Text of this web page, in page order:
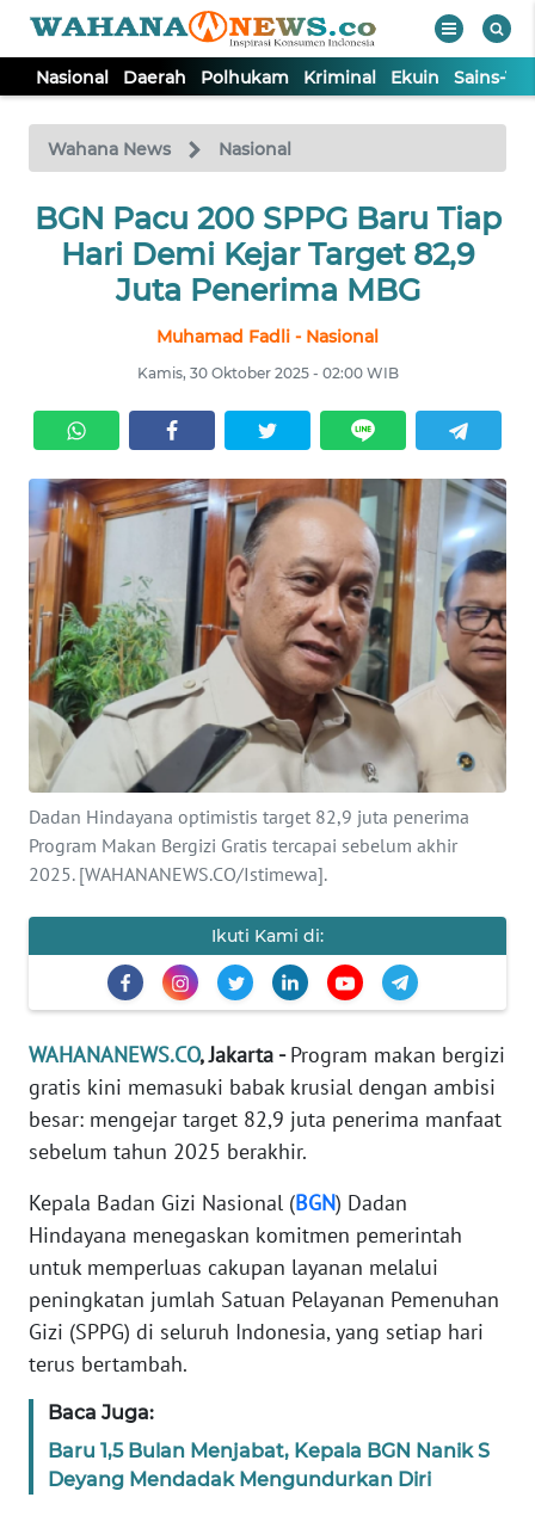
Nasional Daerah Polhukam Kriminal Ekuin Sains-
Wahana News Nasional
BGN Pacu 200 SPPG Baru Tiap
Hari Demi Kejar Target 82,9
Juta Penerima MBG
Muhamad Fadli - Nasional
Kamis, 30 Oktober 2025 - 02:00 WIB
Dadan Hindayana optimistis target 82,9 juta penerima
Program Makan Bergizi Gratis tercapai sebelum akhir
2025. [WAHANANEWS.CO/Istimewa].
Ikuti Kami di:
WAHANANEWS.CO, Jakarta -Program makan bergizi
gratis kini memasuki babak krusial dengan ambisi
besar: mengejar target 82,9 juta penerima manfaat
sebelum tahun 2025 berakhir.
Kepala Badan Gizi Nasional (BGN) Dadan
Hindayana menegaskan komitmen pemerintah
untuk memperluas cakupan layanan melalui
peningkatan jumlah Satuan Pelayanan Pemenuhan
Gizi (SPPG) di seluruh Indonesia, yang setiap hari
terus bertambah.
Baca Juga:
Baru 1,5 Bulan Menjabat, Kepala BGN Nanik S
Deyang Mendadak Mengundurkan Diri
TV
Tutup
NASIONAL
KRIMINAL
EKUIN
SAINS-TEKNO
KESEHATAN
INTERNASIONAL
SERBA-SERBI
PENDIDIKAN
OLAHRAGA
EDITORIAL
Informasi
INDEKS
BERITA
KONTAK
KAMI
INFO
IKLAN
KAMI
PEDOMAN